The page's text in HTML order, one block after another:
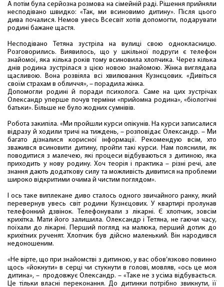
А потім була серйозна розмова на сімейній раді. Рішення прийняли
несподівано швидко: «Так, ми всиновимо дитину». Після цього
дива почалися. Немов увесь Всесвіт хотів допомогти, подарувати
родині бажане щастя.
Несподівано Тетяна зустріла на вулиці свою однокласницю.
Розговорились. Виявилось, що у шкільної подруги є телефон
знайомої, яка кілька років тому всиновила хлопчика. Через кілька
днів родина зустрілася з цією новою знайомою. Жінка виглядала
щасливою. Вона розвіяла всі хвилювання Кузнєцових. «Дивіться
своїм страхам в обличчя», – порадила жінка.
Допомогли родині й поради психолога. Саме на цих зустрічах
Олександр уперше почув терміни «прийомна родина», «біологічні
батьки». Більше не було жодних сумнівів.
Робота закипіла. «Ми пройшли курси опікунів. На курси записалися
відразу й ходили тричі на тиждень, – розповідає Олександр. – Ми
багато дізналися корисної інформації. Рекомендую всім, хто
зважився всиновити дитину, пройти такі курси. Нам пояснили, як
поводитися з малечею, які процеси відбуваються з дитиною, яка
приходить у нову родину. Хоч теорія і практика – різні речі, але
знання дають додаткову силу та можливість дивитися на проблеми
широко відкритими очима й чистим поглядом».
І ось таке виплекане диво сталось одного звичайного ранку, який
перевернув увесь світ родини Кузнєцових. У квартирі пролунав
телефонний дзвінок. Телефонували з лікарні. Є хлопчик, зовсім
крихітка. Мати його залишила. Олександр і Тетяна, не гаючи часу,
поїхали до лікарні. Перший погляд на малюка, перший дотик до
крихітних рученят. Хлопчик був дійсно маленький. Він народився
недоношеним.
«Не вірте, що при знайомстві з дитиною, у вас обов’язково повинно
щось «йокнути» в серці чи стукнути в голові, мовляв, «ось це моя
дитина», – продовжує Олександр. – «Таке не з усіма відбувається.
Це тільки власні переконання. До дитинки потрібно звикнути, її